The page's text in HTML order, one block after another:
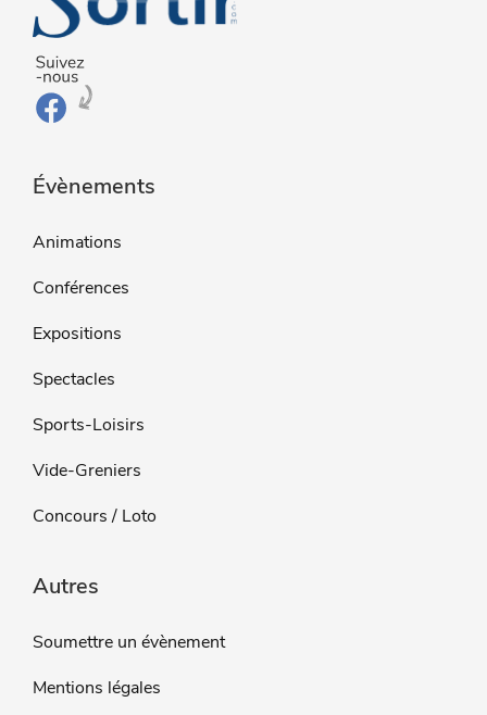
Évènements
Animations
Conférences
Expositions
Spectacles
Sports-Loisirs
Vide-Greniers
Concours / Loto
Autres
Soumettre un évènement
Mentions légales